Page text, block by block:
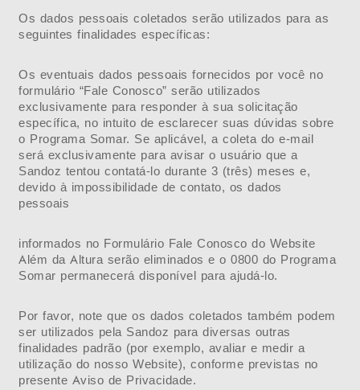
Os dados pessoais coletados serão utilizados para as
seguintes finalidades específicas:
Os eventuais dados pessoais fornecidos por você no
formulário “Fale Conosco” serão utilizados
exclusivamente para responder à sua solicitação
específica, no intuito de esclarecer suas dúvidas sobre
o Programa Somar. Se aplicável, a coleta do e-mail
será exclusivamente para avisar o usuário que a
Sandoz tentou contatá-lo durante 3 (três) meses e,
devido à impossibilidade de contato, os dados
pessoais
informados no Formulário Fale Conosco do Website
Além da Altura serão eliminados e o 0800 do Programa
Somar permanecerá disponível para ajudá-lo.
Por favor, note que os dados coletados também podem
ser utilizados pela Sandoz para diversas outras
finalidades padrão (por exemplo, avaliar e medir a
utilização do nosso Website), conforme previstas no
presente Aviso de Privacidade.